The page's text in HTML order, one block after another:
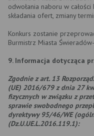
odwołania naboru w
składania ofert, zmiany
Konkurs zostanie
Burmistrz Miasta
9. Informacja dotycząca
Zgodnie z art. 13
(UE) 2016/679 z dnia 27
fizycznych w związku z
sprawie swobodnego
dyrektywy 95/46/WE
(Dz.U.UE.L.2016.119.1):